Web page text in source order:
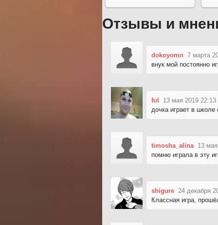
Отзывы и
dokoyomn 7 марта
внук мой постоянно
fol
13 мая 2019 22:13
дочка играет в школе
timosha_alina 13
помню играла в эту
shigure 24 декабря
Классная игра,